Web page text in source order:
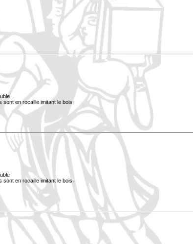
en rocaille imitant le bois.
en rocaille imitant le bois.